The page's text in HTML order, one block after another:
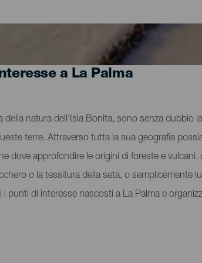
a La Palma
della natura dell'Isla Bonita, sono senza dubbio
terre. Attraverso tutta la sua geografia
dove approfondire le origini di foreste e
o la tessitura della seta, o semplicemente
punti di interesse nascosti a La Palma e